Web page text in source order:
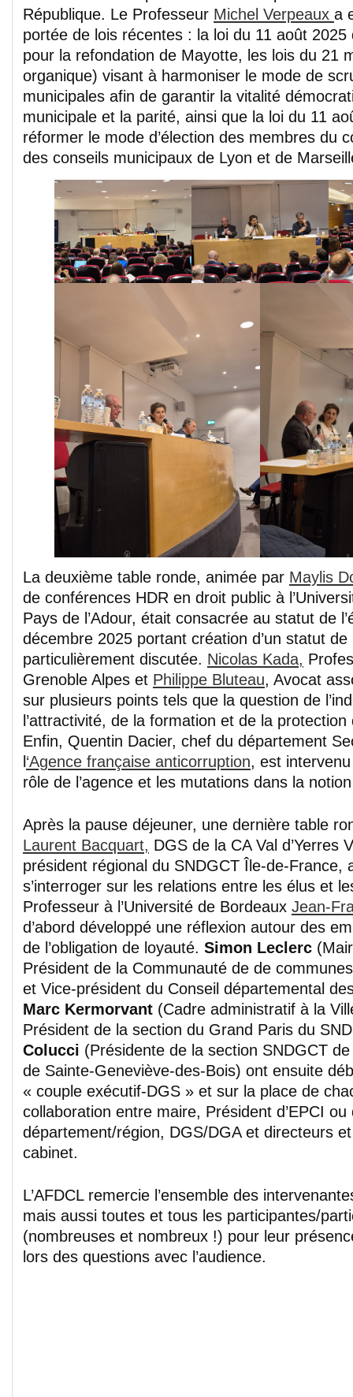
République. Le Professeur Michel Verpeaux a
portée de lois récentes : la loi du 11 août
pour la refondation de Mayotte, les lois du 21
organique) visant à harmoniser le mode de
municipales afin de garantir la vitalité
municipale et la parité, ainsi que la loi du 11
réformer le mode d’élection des membres du
des conseils municipaux de Lyon et de
La deuxième table ronde, animée par Maylis
de conférences HDR en droit public à
Pays de l’Adour, était consacrée au statut de
décembre 2025 portant création d’un statut de
particulièrement discutée. Nicolas Kada,
Grenoble Alpes et Philippe Bluteau, Avocat
sur plusieurs points tels que la question de
l’attractivité, de la formation et de la
Enfin, Quentin Dacier, chef du département
‘Agence française anticorruption, est
rôle de l’agence et les mutations dans la
Après la pause déjeuner, une dernière table
Laurent Bacquart, DGS de la CA Val d’Yerres
président régional du SNDGCT Île-de-France,
s’interroger sur les relations entre les élus et
Professeur à l’Université de Bordeaux Jean-
d’abord développé une réflexion autour des
de l’obligation de loyauté. Simon Leclerc
Président de la Communauté de de
et Vice-président du Conseil départemental
Marc Kermorvant (Cadre administratif à la
Président de la section du Grand Paris du
Colucci (Présidente de la section SNDGCT de
de Sainte-Geneviève-des-Bois) ont ensuite
« couple exécutif-DGS » et sur la place de
collaboration entre maire, Président d’EPCI ou
département/région, DGS/DGA et directeurs
cabinet.
L’AFDCL remercie l’ensemble des
mais aussi toutes et tous les participantes/
(nombreuses et nombreux !) pour leur
lors des questions avec l’audience.